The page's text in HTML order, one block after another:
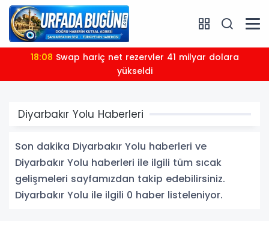
18:08
yükseldi
Diyarbakır Yolu Haberleri
Son dakika Diyarbakır Yolu haberleri ve
Diyarbakır Yolu haberleri ile ilgili tüm sıcak
gelişmeleri sayfamızdan takip edebilirsiniz.
Diyarbakır Yolu ile ilgili 0 haber listeleniyor.